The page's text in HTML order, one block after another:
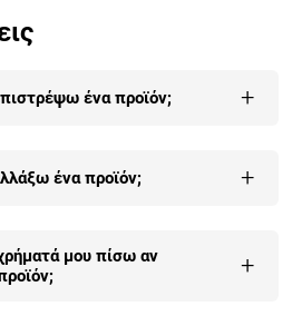
ένα προϊόν; +
έως και 30 ημέρες από την
ένα προϊόν; +
δεν έχουν χρησιμοποιηθεί. Η
δωρεάν για κάθε παραγγελία.
μου πίσω αν
+